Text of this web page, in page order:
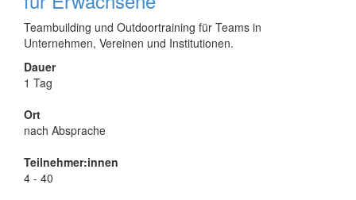
Teambuilding und Outdoortraining für Teams in
Unternehmen, Vereinen und Institutionen.
Dauer
1 Tag
Ort
nach Absprache
Teilnehmer:innen
4 - 40